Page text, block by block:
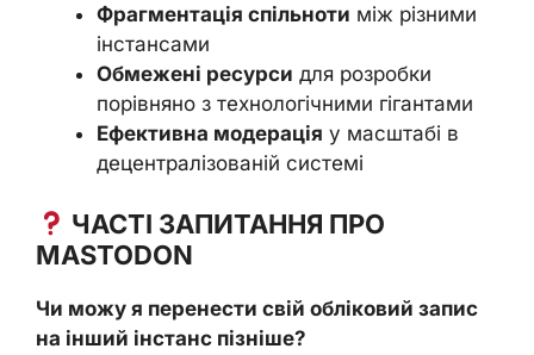
Фрагментація спільноти між різними
інстансами
Обмежені ресурси для розробки
порівняно з технологічними гігантами
Ефективна модерація у масштабі в
децентралізованій системі
ЧАСТІ ЗАПИТАННЯ ПРО
MASTODON
Чи можу я перенести свій обліковий запис
на інший інстанс пізніше?